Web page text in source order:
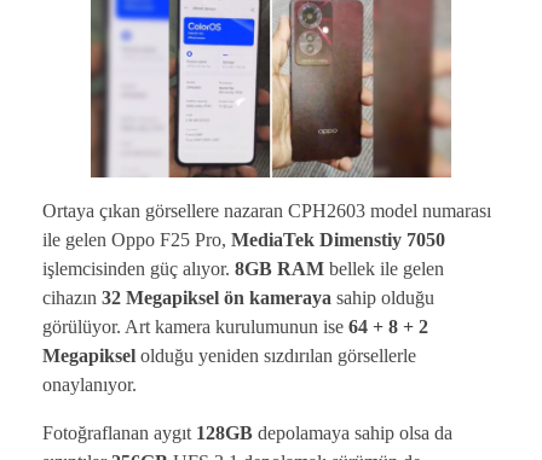
Ortaya çıkan görsellere nazaran CPH2603 model numarası
ile gelen Oppo F25 Pro, MediaTek Dimenstiy 7050
işlemcisinden güç alıyor. 8GB RAM bellek ile gelen
cihazın 32 Megapiksel ön kameraya sahip olduğu
görülüyor. Art kamera kurulumunun ise 64 + 8 + 2
Megapiksel olduğu yeniden sızdırılan görsellerle
onaylanıyor.
Fotoğraflanan aygıt 128GB depolamaya sahip olsa da